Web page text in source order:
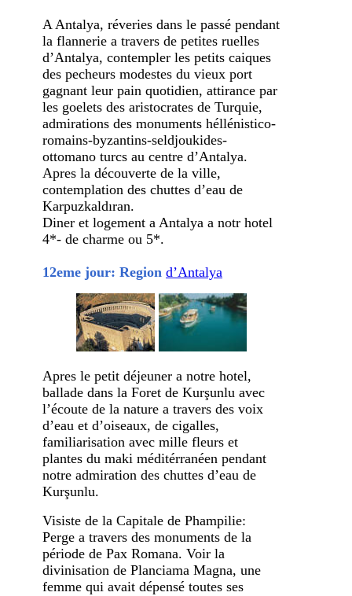
A Antalya, réveries dans le passé pendant
la flannerie a travers de petites ruelles
d’Antalya, contempler les petits caiques
des pecheurs modestes du vieux port
gagnant leur pain quotidien, attirance par
les goelets des aristocrates de Turquie,
admirations des monuments héllénistico-
romains-byzantins-seldjoukides-
ottomano turcs au centre d’Antalya.
Apres la découverte de la ville,
contemplation des chuttes d’eau de
Karpuzkaldıran.
Diner et logement a Antalya a notr hotel
4*- de charme ou 5*.
12eme jour: Region d’Antalya
Apres le petit déjeuner a notre hotel,
ballade dans la Foret de Kurşunlu avec
l’écoute de la nature a travers des voix
d’eau et d’oiseaux, de cigalles,
familiarisation avec mille fleurs et
plantes du maki méditérranéen pendant
notre admiration des chuttes d’eau de
Kurşunlu.
Visiste de la Capitale de Phampilie:
Perge a travers des monuments de la
période de Pax Romana. Voir la
divinisation de Planciama Magna, une
femme qui avait dépensé toutes ses